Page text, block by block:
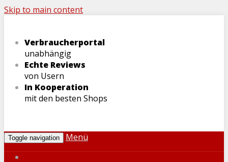
Skip to main content
Verbraucherportal
unabhängig
Echte Reviews
von Usern
In Kooperation
mit den besten Shops
Toggle navigation Menü